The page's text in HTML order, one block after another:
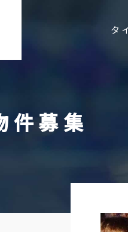
タ
お問い合わ
ョン 事業紹介
アミ
件募集